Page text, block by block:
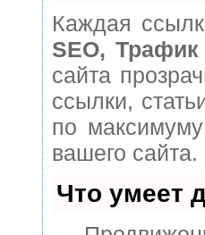
Каждая
SEO,
сайта
ссылки,
по
вашего сайта.
Что умеет